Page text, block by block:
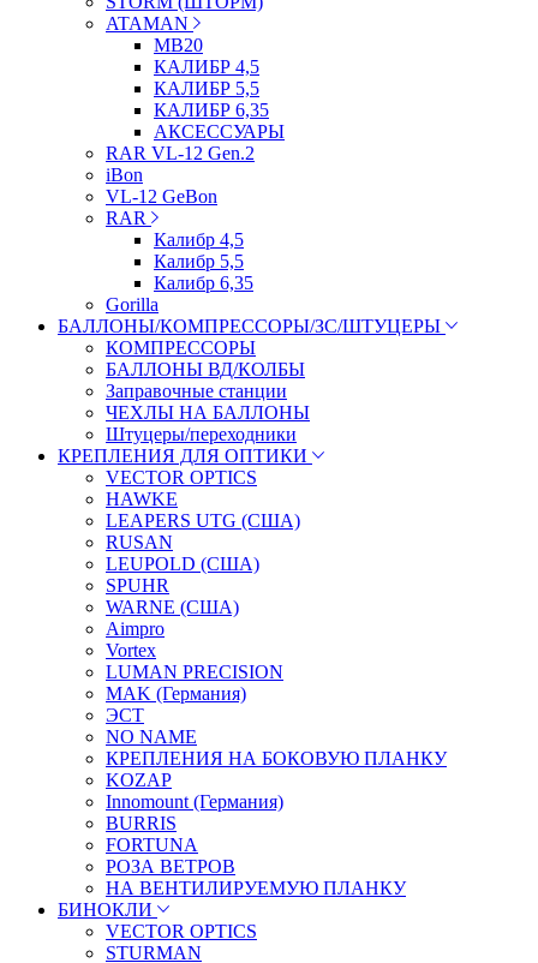
ATAMAN
МВ20
КАЛИБР 4,5
КАЛИБР 5,5
КАЛИБР 6,35
АКСЕССУАРЫ
RAR VL-12 Gen.2
iBon
VL-12 GeBon
RAR
Калибр 4,5
Калибр 5,5
Калибр 6,35
Gorilla
БАЛЛОНЫ/КОМПРЕССОРЫ/ЗС/ШТУЦЕРЫ
КОМПРЕССОРЫ
БАЛЛОНЫ ВД/КОЛБЫ
Заправочные станции
ЧЕХЛЫ НА БАЛЛОНЫ
Штуцеры/переходники
КРЕПЛЕНИЯ ДЛЯ ОПТИКИ
VECTOR OPTICS
HAWKE
LEAPERS UTG (США)
RUSAN
LEUPOLD (США)
SPUHR
WARNE (США)
Aimpro
Vortex
LUMAN PRECISION
MAK (Германия)
ЭСТ
NO NAME
КРЕПЛЕНИЯ НА БОКОВУЮ ПЛАНКУ
KOZAP
Innomount (Германия)
BURRIS
FORTUNA
РОЗА ВЕТРОВ
НА ВЕНТИЛИРУЕМУЮ ПЛАНКУ
БИНОКЛИ
VECTOR OPTICS
STURMAN